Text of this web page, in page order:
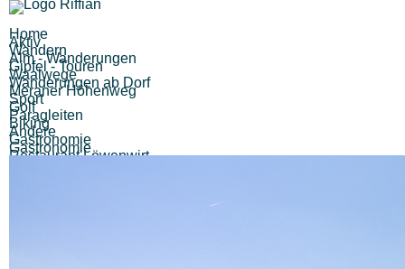
Home
Aktiv
Wandern
Alm - Wanderungen
Gipfel - Touren
Waalwege
Wanderungen ab Dorf
Meraner Höhenweg
Sport
Golf
Paragleiten
Biking
Andere
Gastronomie
Gastronomie
Restaurant Löwenwirt